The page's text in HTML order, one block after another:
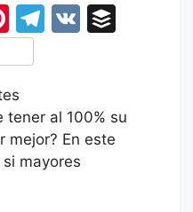
Pi
nt
er
e
st
T
gr
a
m
V
tener al 100% su
mejor? En este
mayores